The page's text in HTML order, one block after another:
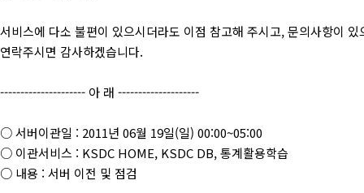
서비스에 다소 불편이 있으시더라도 이점 참고해 주시고, 문의사항이 있
연락주시면 감사하겠습니다.
--------------------- 아 래 --------------------
○ 서버이관일 : 2011년 06월 19일(일) 00:00~05:00
○ 이관서비스 : KSDC HOME, KSDC DB, 통계활용학습
○ 내용 : 서버 이전 및 점검